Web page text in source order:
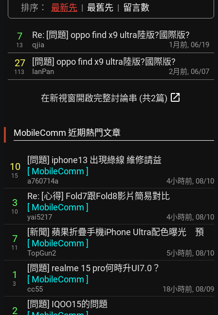
排序： 最新先 | 最舊先 | 留言數
7
13
Re: [問題] oppo find x9 ultra陸版?國際版?
qjia 1月前, 06/19
27
113
[問題] oppo find x9 ultra陸版?國際版?
IanPan 2月前, 06/07
在新視窗開啟完整討論串 (共2篇) open_in_new
MobileComm 近期熱門文章
10
15
[問題] iphone13 出現綠線 維修請益
[ MobileComm ]
a760714a 4小時前, 08/10
3
10
Re: [心得] Fold7跟Fold8影片簡易對比
[ MobileComm ]
yai5217 4小時前, 08/10
7
11
[新聞] 蘋果折疊手機iPhone Ultra配色曝光 預
[ MobileComm ]
TopGun2 5小時前, 08/10
1
3
[問題] realme 15 pro何時升UI7.0？
[ MobileComm ]
cc55 18小時前, 08/09
2
[問題] IQOO15的問題